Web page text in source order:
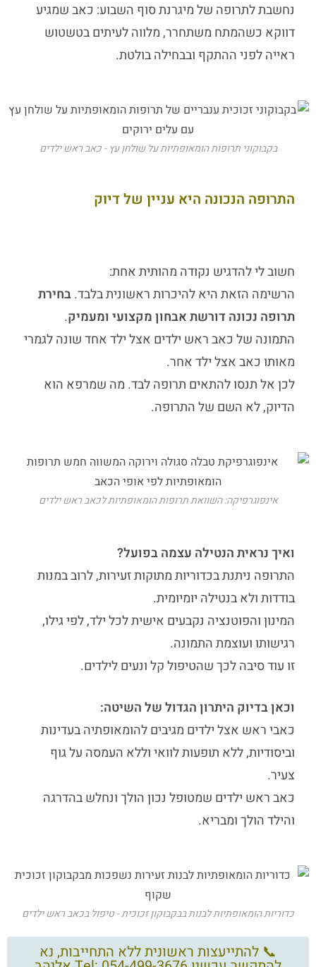
נחשבת לתרופה של מיגרנת סוף השבוע: כאב שמגיע
דווקא כשהמתח משתחרר, מלווה לעיתים בטשטוש
ראייה לפני ההתקף ובבחילה בולטת.
בקבוקוני תרופות הומאופתיות על שולחן עץ - כאב ראש ילדים
התרופה הנכונה היא עניין של דיוק
חשוב לי להדגיש נקודה מהותית אחת:
הרשימה הזאת היא להיכרות ראשונית בלבד.בחירת
תרופה נכונה דורשת אבחון מקצועי ומעמיק.
התמונה של כאב ראש ילדים אצל ילד אחד שונה לגמרי
מאותו כאב אצל ילד אחר.
לכן אל תנסו להתאים תרופה לבד. מה שמרפא הוא
הדיוק, לא השם של התרופה.
אינפוגרפיקה: השוואת תרופות הומאופתיות לכאב ראש ילדים
ואיך נראית הנטילה עצמה בפועל?
התרופה ניתנת בכדוריות מתוקות זעירות, לרוב במנות
בודדות ולא בנטילה יומיומית.
המינון והפוטנציה נקבעים אישית לכל ילד, לפי גילו,
רגישותו ועוצמת התמונה.
זו עוד סיבה לכך שהטיפול קל ונעים לילדים.
וכאן בדיוק היתרון הגדול של השיטה:
כאבי ראש אצל ילדים מגיבים להומאופתיה בעדינות
וביסודיות, ללא תופעות לוואי וללא העמסה על גוף
צעיר.
כאב ראש ילדים שמטופל נכון הולך ונחלש בהדרגה
והילד הולך ומבריא.
כדוריות הומאופתיות לבנות בבקבוקון זכוכית - טיפול בכאב ראש ילדים
📞 להתייעצות ראשונית ללא התחייבות, נא